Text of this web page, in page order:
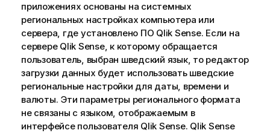
приложениях основаны на системных
региональных настройках компьютера или
сервера, где установлено ПО Qlik Sense. Если на
сервере Qlik Sense, к которому обращается
пользователь, выбран шведский язык, то редактор
загрузки данных будет использовать шведские
региональные настройки для даты, времени и
валюты. Эти параметры регионального формата
не связаны с языком, отображаемым в
интерфейсе пользователя Qlik Sense. Qlik Sense